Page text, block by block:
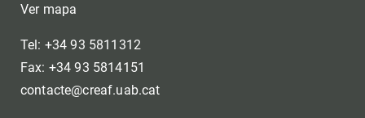
Ver mapa
Tel: +34 93 5811312
Fax: +34 93 5814151
contacte@creaf.uab.cat